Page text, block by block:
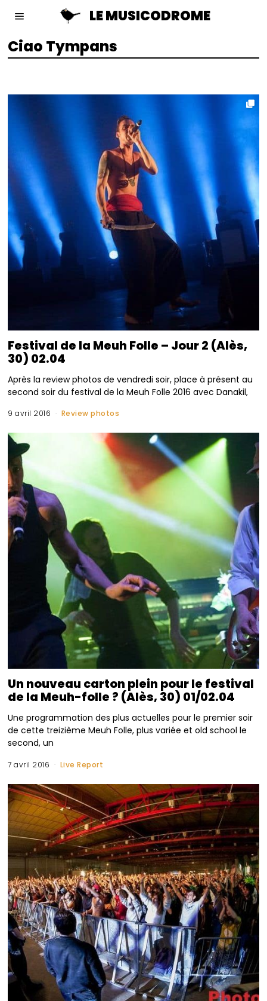
LE MUSICODROME
Ciao Tympans
Festival de la Meuh Folle – Jour 2 (Alès,
30) 02.04
Après la review photos de vendredi soir, place à présent au
second soir du festival de la Meuh Folle 2016 avec Danakil,
9 avril 2016 Review photos
Un nouveau carton plein pour le festival
de la Meuh-folle ? (Alès, 30) 01/02.04
Une programmation des plus actuelles pour le premier soir
de cette treizième Meuh Folle, plus variée et old school le
second, un
7 avril 2016 Live Report